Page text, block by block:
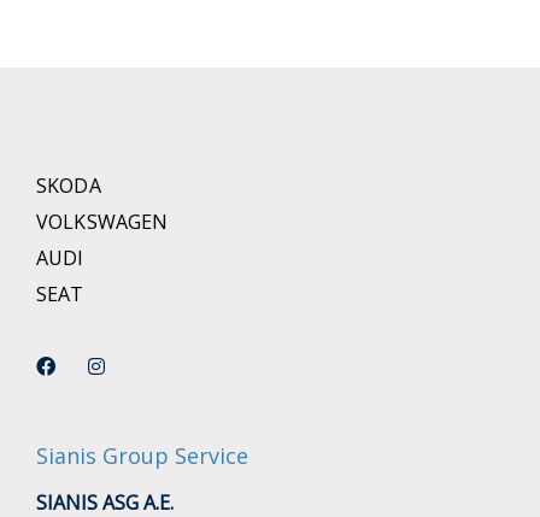
SKODA
VOLKSWAGEN
AUDI
SEAT
Sianis Group Service
SIANIS ASG A.E.